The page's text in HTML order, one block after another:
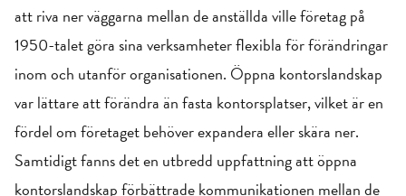
att riva ner väggarna mellan de anställda ville företag på
1950-talet göra sina verksamheter flexibla för förändringar
inom och utanför organisationen. Öppna kontorslandskap
var lättare att förändra än fasta kontorsplatser, vilket är en
fördel om företaget behöver expandera eller skära ner.
Samtidigt fanns det en utbredd uppfattning att öppna
kontorslandskap förbättrade kommunikationen mellan de